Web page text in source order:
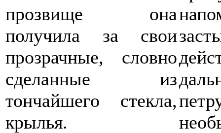
прозвище она
получила за свои
прозрачные, словно
сделанные из
тончайшего стекла,
крылья.